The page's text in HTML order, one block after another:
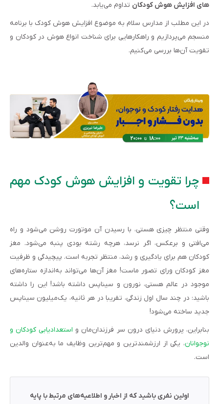
های افزایش هوش کودکان تداوم می‌یابد.
در این مطلب از مدارس سلام به موضوع افزایش هوش کودک با برنامه
منسجم می‌پردازیم و راهکارهایی برای شناخت انواع هوش در کودکان و
تقویت آن‌ها بررسی می‌کنیم.
چرا تقویت و افزایش هوش کودک مهم
است؟
وقتی منتظر چیزی هستی، با رسیدن آن موتورت روشن می‌شود و راه
می‌افتی و برعکس، اگر نرسد، هرچه رشته بودی پنبه می‌شود. مغز
کودکان هم برای یادگیری و رشد، منتظر تجربه است. پیچیدگی و ظرفیت
مغز کودکان ورای تصور ماست! مغز آن‌ها می‌تواند به‌اندازه ستاره‌های
موجود در عالم هستی، نورون و سیناپس داشته باشد! این را داشته
باشید: در چند سال اول زندگی، تقریبا در هر ثانیه، یک‌میلیون سیناپس
جدید ساخته می‌شود!
بنابراین، پرورش دنیای درون سر فرزندان‌مان و استعدادیابی کودکان و
نوجوانان، یکی از ارزشمندترین و مهم‌ترین وظایف ما به‌عنوان والدین
است.
اولین نفری باشید که از اخبار و اطلاعیه‌های مرتبط با پایه